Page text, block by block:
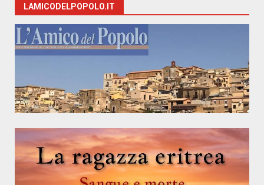
LAMICODELPOPOLO.IT